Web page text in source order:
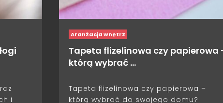
i
Aranżacja wnętrz
Tapeta flizelinowa czy papierowa
którą wybrać …
Tapeta flizelinowa czy papierowa –
którą wybrać do swojego domu?